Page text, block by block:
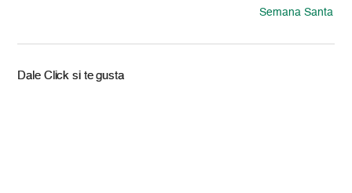
Semana Santa
Dale Click si te gusta